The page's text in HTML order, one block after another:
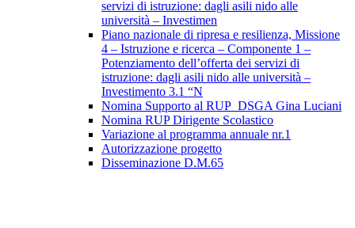
servizi di istruzione: dagli asili nido alle
università – Investimen
Piano nazionale di ripresa e resilienza, Missione
4 – Istruzione e ricerca – Componente 1 –
Potenziamento dell’offerta dei servizi di
istruzione: dagli asili nido alle università –
Investimento 3.1 “N
Nomina Supporto al RUP_DSGA Gina Luciani
Nomina RUP Dirigente Scolastico
Variazione al programma annuale nr.1
Autorizzazione progetto
Disseminazione D.M.65